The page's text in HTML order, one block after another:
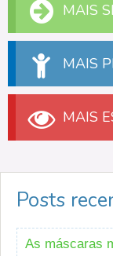
MAIS
MAIS
MAIS
Posts
As máscaras